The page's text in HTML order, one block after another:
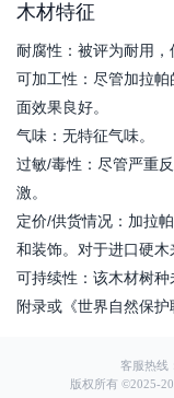
木材特征
耐腐性：被评为耐用，
可加工性：尽管加拉
面效果良好。
气味：无特征气味。
过敏/毒性：尽管严重
激。
定价/供货情况：加拉
和装饰。对于进口硬木
可持续性：该木材树种
附录或《世界自然保护
客服热线
版权所有 ©2025-